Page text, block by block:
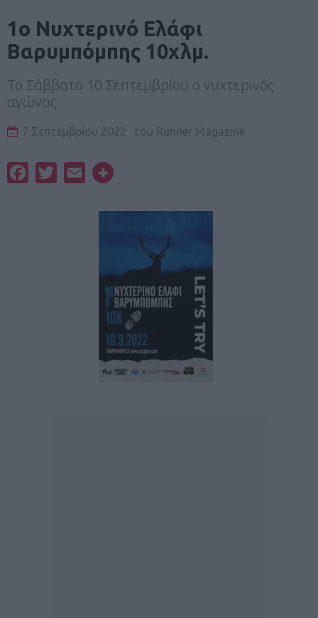
1ο Νυχτερινό Ελάφι
Βαρυμπόμπης 10χλμ.
Το Σάββατο 10 Σεπτεμβρίου ο νυχτερινός
αγώνας
7 Σεπτεμβρίου 2022 του Runner Magazine
FacebookTwitterEmail